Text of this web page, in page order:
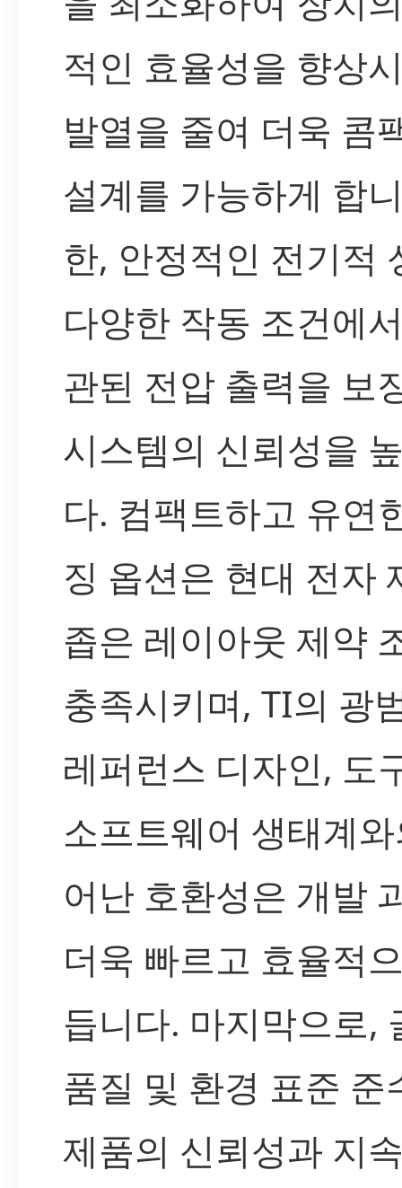
적인 효율성을 향상
발열을 줄여 더욱 콤
설계를 가능하게 합
한, 안정적인 전기적
다양한 작동 조건에
관된 전압 출력을 보
시스템의 신뢰성을
다. 컴팩트하고 유연
징 옵션은 현대 전자
좁은 레이아웃 제약
충족시키며, TI의 광
레퍼런스 디자인, 도
소프트웨어 생태계
어난 호환성은 개발
더욱 빠르고 효율적
듭니다. 마지막으로,
품질 및 환경 표준 준
제품의 신뢰성과 지